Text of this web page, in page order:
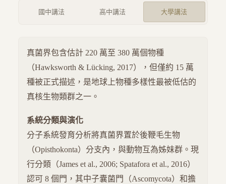
國中講法 高中講法 大學講法
真菌界包含估計 220 萬至 380 萬個物種
（Hawksworth & Lücking, 2017），但僅約 15 萬
種被正式描述，是地球上物種多樣性最被低估的
真核生物類群之一。
系統分類與演化
分子系統發育分析將真菌界置於後鞭毛生物
（Opisthokonta）分支內，與動物互為姊妹群。現
行分類（James et al., 2006; Spatafora et al., 2016）
認可 8 個門，其中子囊菌門（Ascomycota）和擔